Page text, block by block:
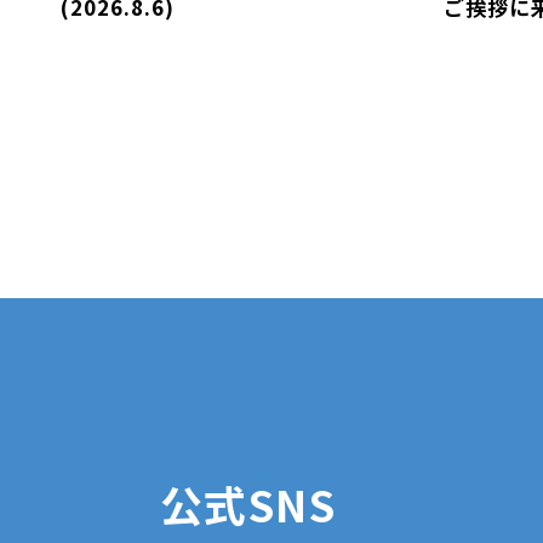
(2026.8.6)
ご挨拶に
公式SNS